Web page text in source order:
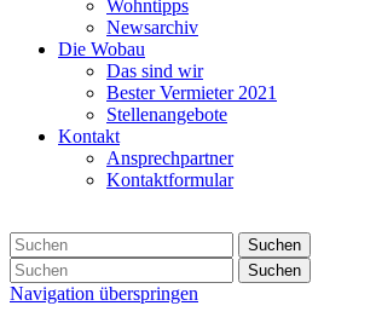
Wohntipps
Newsarchiv
Die Wobau
Das sind wir
Bester Vermieter 2021
Stellenangebote
Kontakt
Ansprechpartner
Kontaktformular
Suchen
Suchen
Navigation überspringen